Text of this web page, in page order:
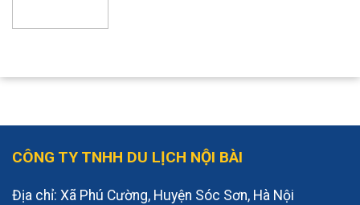
CÔNG TY TNHH DU LỊCH NỘI BÀI
Địa chỉ: Xã Phú Cường, Huyện Sóc Sơn, Hà Nội